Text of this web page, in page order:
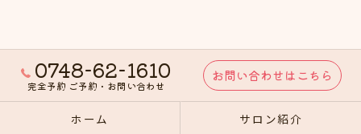
0748-62-1610
完全予約 ご予約・お問い合わせ
お問い合わせはこちら
ホーム サロン紹介